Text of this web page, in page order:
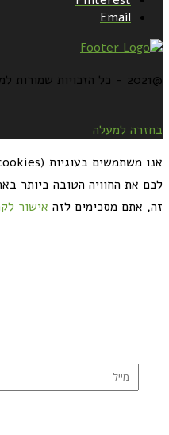
Email
@2021 - כל הזכויות שמורות למירב גביש | ביצוע
בחזרה למעלה
לכם את החוויה הטובה ביותר
זה, אתם מסכימים לזה אישור